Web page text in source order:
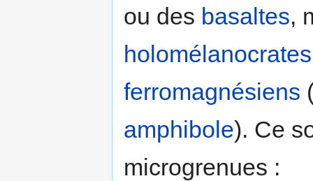
ou des basaltes,
holomélanocrates
ferromagnésiens
amphibole). Ce
microgrenues :